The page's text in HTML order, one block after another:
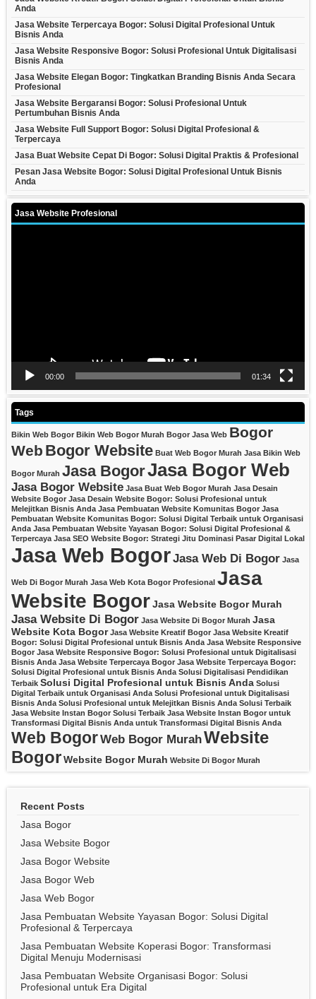
Anda
Jasa Website Terpercaya Bogor: Solusi Digital Profesional Untuk
Bisnis Anda
Jasa Website Responsive Bogor: Solusi Profesional Untuk Digitalisasi
Bisnis Anda
Jasa Website Elegan Bogor: Tingkatkan Branding Bisnis Anda Secara
Profesional
Jasa Website Bergaransi Bogor: Solusi Profesional Untuk
Pertumbuhan Bisnis Anda
Jasa Website Full Support Bogor: Solusi Digital Profesional &
Terpercaya
Jasa Buat Website Cepat Di Bogor: Solusi Digital Praktis & Profesional
Pesan Jasa Website Bogor: Solusi Digital Profesional Untuk Bisnis
Anda
Jasa Website Profesional
00:00 01:34
Tags
Bikin Web Bogor Bikin Web Bogor Murah Bogor Jasa Web Bogor
Web Bogor Website Buat Web Bogor Murah Jasa Bikin Web
Bogor Murah Jasa BogorJasa Bogor Web
Jasa Bogor Website Jasa Buat Web Bogor Murah Jasa Desain
Website Bogor Jasa Desain Website Bogor: Solusi Profesional untuk
Melejitkan Bisnis Anda Jasa Pembuatan Website Komunitas Bogor Jasa
Pembuatan Website Komunitas Bogor: Solusi Digital Terbaik untuk Organisasi
Anda Jasa Pembuatan Website Yayasan Bogor: Solusi Digital Profesional &
Terpercaya Jasa SEO Website Bogor: Strategi Jitu Dominasi Pasar Digital Lokal
Jasa Web BogorJasa Web Di Bogor Jasa
Web Di Bogor Murah Jasa Web Kota Bogor Profesional Jasa
Website BogorJasa Website Bogor Murah
Jasa Website Di Bogor Jasa Website Di Bogor Murah Jasa
Website Kota Bogor Jasa Website Kreatif Bogor Jasa Website Kreatif
Bogor: Solusi Digital Profesional untuk Bisnis Anda Jasa Website Responsive
Bogor Jasa Website Responsive Bogor: Solusi Profesional untuk Digitalisasi
Bisnis Anda Jasa Website Terpercaya Bogor Jasa Website Terpercaya Bogor:
Solusi Digital Profesional untuk Bisnis Anda Solusi Digitalisasi Pendidikan
Terbaik Solusi Digital Profesional untuk Bisnis Anda Solusi
Digital Terbaik untuk Organisasi Anda Solusi Profesional untuk Digitalisasi
Bisnis Anda Solusi Profesional untuk Melejitkan Bisnis Anda Solusi Terbaik
Jasa Website Instan Bogor Solusi Terbaik Jasa Website Instan Bogor untuk
Transformasi Digital Bisnis Anda untuk Transformasi Digital Bisnis Anda
Web BogorWeb Bogor MurahWebsite
BogorWebsite Bogor Murah Website Di Bogor Murah
Recent Posts
Jasa Bogor
Jasa Website Bogor
Jasa Bogor Website
Jasa Bogor Web
Jasa Web Bogor
Jasa Pembuatan Website Yayasan Bogor: Solusi Digital
Profesional & Terpercaya
Jasa Pembuatan Website Koperasi Bogor: Transformasi
Digital Menuju Modernisasi
Jasa Pembuatan Website Organisasi Bogor: Solusi
Profesional untuk Era Digital